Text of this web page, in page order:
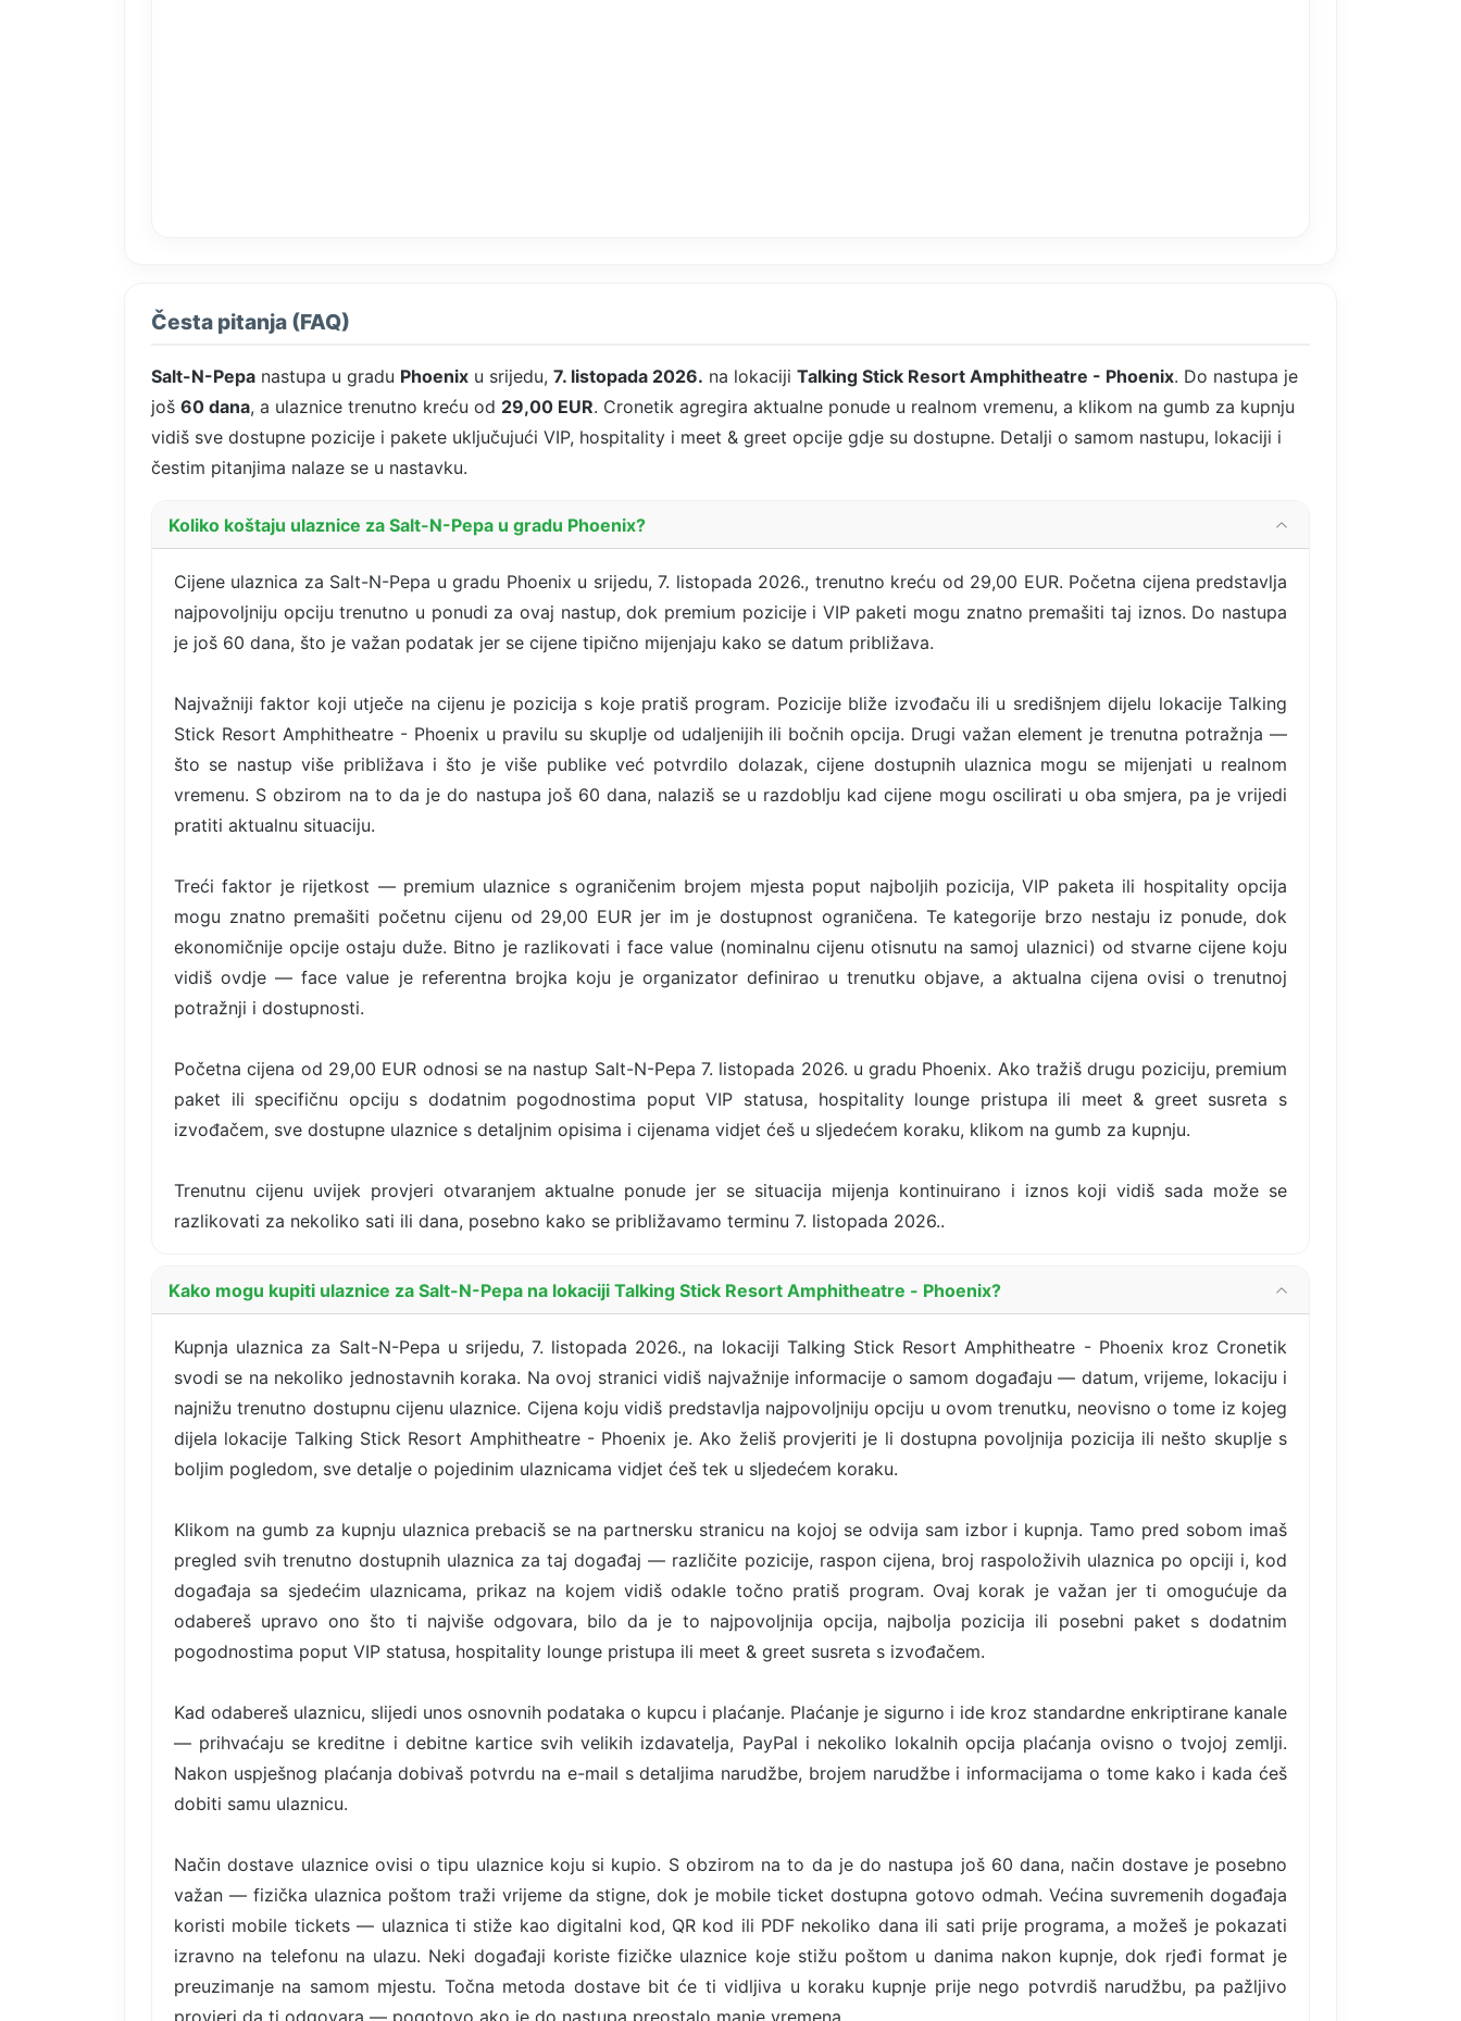
Česta pitanja (FAQ)
Salt-N-Pepa nastupa u gradu Phoenix u srijedu, 7. listopada 2026. na lokaciji Talking Stick Resort Amphitheatre - Phoenix. Do nastupa je
još 60 dana, a ulaznice trenutno kreću od 29,00 EUR. Cronetik agregira aktualne ponude u realnom vremenu, a klikom na gumb za kupnju
vidiš sve dostupne pozicije i pakete uključujući VIP, hospitality i meet & greet opcije gdje su dostupne. Detalji o samom nastupu, lokaciji i
čestim pitanjima nalaze se u nastavku.
Koliko koštaju ulaznice za Salt-N-Pepa u gradu Phoenix?
Cijene ulaznica za Salt-N-Pepa u gradu Phoenix u srijedu, 7. listopada 2026., trenutno kreću od 29,00 EUR. Početna cijena predstavlja
najpovoljniju opciju trenutno u ponudi za ovaj nastup, dok premium pozicije i VIP paketi mogu znatno premašiti taj iznos. Do nastupa
je još 60 dana, što je važan podatak jer se cijene tipično mijenjaju kako se datum približava.
Najvažniji faktor koji utječe na cijenu je pozicija s koje pratiš program. Pozicije bliže izvođaču ili u središnjem dijelu lokacije Talking
Stick Resort Amphitheatre - Phoenix u pravilu su skuplje od udaljenijih ili bočnih opcija. Drugi važan element je trenutna potražnja —
što se nastup više približava i što je više publike već potvrdilo dolazak, cijene dostupnih ulaznica mogu se mijenjati u realnom
vremenu. S obzirom na to da je do nastupa još 60 dana, nalaziš se u razdoblju kad cijene mogu oscilirati u oba smjera, pa je vrijedi
pratiti aktualnu situaciju.
Treći faktor je rijetkost — premium ulaznice s ograničenim brojem mjesta poput najboljih pozicija, VIP paketa ili hospitality opcija
mogu znatno premašiti početnu cijenu od 29,00 EUR jer im je dostupnost ograničena. Te kategorije brzo nestaju iz ponude, dok
ekonomičnije opcije ostaju duže. Bitno je razlikovati i face value (nominalnu cijenu otisnutu na samoj ulaznici) od stvarne cijene koju
vidiš ovdje — face value je referentna brojka koju je organizator definirao u trenutku objave, a aktualna cijena ovisi o trenutnoj
potražnji i dostupnosti.
Početna cijena od 29,00 EUR odnosi se na nastup Salt-N-Pepa 7. listopada 2026. u gradu Phoenix. Ako tražiš drugu poziciju, premium
paket ili specifičnu opciju s dodatnim pogodnostima poput VIP statusa, hospitality lounge pristupa ili meet & greet susreta s
izvođačem, sve dostupne ulaznice s detaljnim opisima i cijenama vidjet ćeš u sljedećem koraku, klikom na gumb za kupnju.
Trenutnu cijenu uvijek provjeri otvaranjem aktualne ponude jer se situacija mijenja kontinuirano i iznos koji vidiš sada može se
razlikovati za nekoliko sati ili dana, posebno kako se približavamo terminu 7. listopada 2026..
Kako mogu kupiti ulaznice za Salt-N-Pepa na lokaciji Talking Stick Resort Amphitheatre - Phoenix?
Kupnja ulaznica za Salt-N-Pepa u srijedu, 7. listopada 2026., na lokaciji Talking Stick Resort Amphitheatre - Phoenix kroz Cronetik
svodi se na nekoliko jednostavnih koraka. Na ovoj stranici vidiš najvažnije informacije o samom događaju — datum, vrijeme, lokaciju i
najnižu trenutno dostupnu cijenu ulaznice. Cijena koju vidiš predstavlja najpovoljniju opciju u ovom trenutku, neovisno o tome iz kojeg
dijela lokacije Talking Stick Resort Amphitheatre - Phoenix je. Ako želiš provjeriti je li dostupna povoljnija pozicija ili nešto skuplje s
boljim pogledom, sve detalje o pojedinim ulaznicama vidjet ćeš tek u sljedećem koraku.
Klikom na gumb za kupnju ulaznica prebaciš se na partnersku stranicu na kojoj se odvija sam izbor i kupnja. Tamo pred sobom imaš
pregled svih trenutno dostupnih ulaznica za taj događaj — različite pozicije, raspon cijena, broj raspoloživih ulaznica po opciji i, kod
događaja sa sjedećim ulaznicama, prikaz na kojem vidiš odakle točno pratiš program. Ovaj korak je važan jer ti omogućuje da
odabereš upravo ono što ti najviše odgovara, bilo da je to najpovoljnija opcija, najbolja pozicija ili posebni paket s dodatnim
pogodnostima poput VIP statusa, hospitality lounge pristupa ili meet & greet susreta s izvođačem.
Kad odabereš ulaznicu, slijedi unos osnovnih podataka o kupcu i plaćanje. Plaćanje je sigurno i ide kroz standardne enkriptirane kanale
— prihvaćaju se kreditne i debitne kartice svih velikih izdavatelja, PayPal i nekoliko lokalnih opcija plaćanja ovisno o tvojoj zemlji.
Nakon uspješnog plaćanja dobivaš potvrdu na e-mail s detaljima narudžbe, brojem narudžbe i informacijama o tome kako i kada ćeš
dobiti samu ulaznicu.
Način dostave ulaznice ovisi o tipu ulaznice koju si kupio. S obzirom na to da je do nastupa još 60 dana, način dostave je posebno
važan — fizička ulaznica poštom traži vrijeme da stigne, dok je mobile ticket dostupna gotovo odmah. Većina suvremenih događaja
koristi mobile tickets — ulaznica ti stiže kao digitalni kod, QR kod ili PDF nekoliko dana ili sati prije programa, a možeš je pokazati
izravno na telefonu na ulazu. Neki događaji koriste fizičke ulaznice koje stižu poštom u danima nakon kupnje, dok rjeđi format je
preuzimanje na samom mjestu. Točna metoda dostave bit će ti vidljiva u koraku kupnje prije nego potvrdiš narudžbu, pa pažljivo